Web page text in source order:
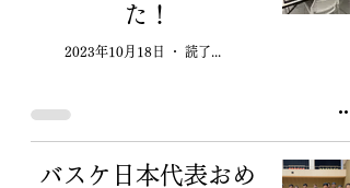
た！
2023年10月18日
バスケ日本代表おめ